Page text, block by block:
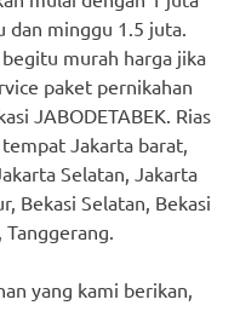
dan minggu 1.5 juta.
murah harga jika
paket pernikahan
JABODETABEK. Rias
Jakarta barat,
Selatan, Jakarta
Bekasi Selatan, Bekasi
Tanggerang.
yang kami berikan,